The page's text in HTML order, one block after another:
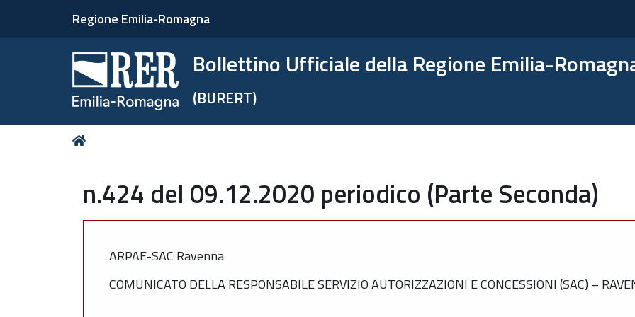
Regione Emilia-Romagna
Bollettino Ufficiale della Regione Emilia-
(BURERT)
Tu
n.424 del 09.12.2020 periodico (Parte Seconda)
ARPAE-SAC Ravenna
COMUNICATO DELLA RESPONSABILE SERVIZIO AUTORIZZAZIONI E CONCESSIONI (SAC) –